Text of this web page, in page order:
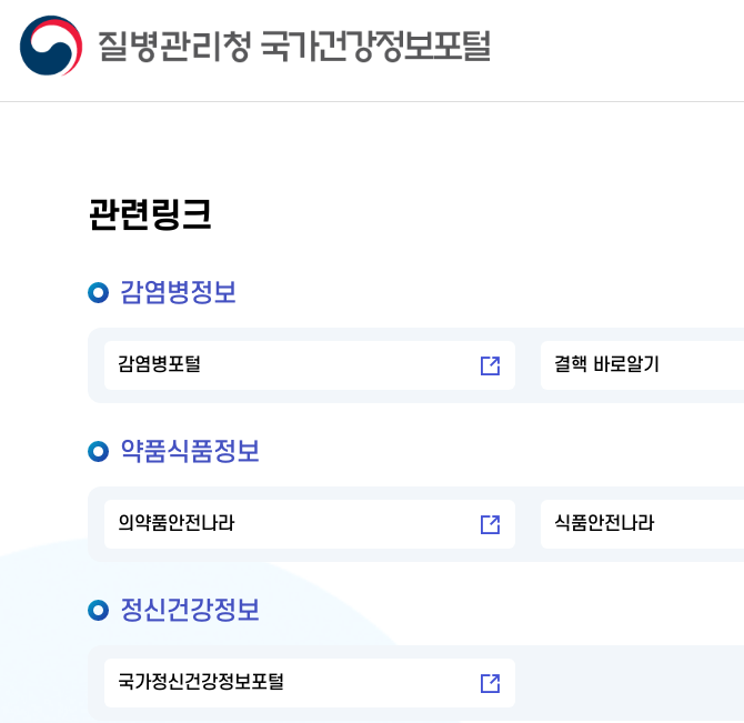
관련링크
감염병정보
감염병포털 결핵 바로알기
약품식품정보
의약품안전나라 식품안전나라
정신건강정보
국가정신건강정보포털